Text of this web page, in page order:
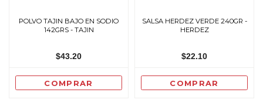
POLVO TAJIN BAJO EN SODIO
142GRS - TAJIN
$43.20
COMPRAR
SALSA HERDEZ VERDE 240GR -
HERDEZ
$22.10
COMPRAR